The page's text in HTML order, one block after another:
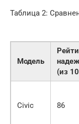
Таблица 2:
Модель
(из
Civic 86